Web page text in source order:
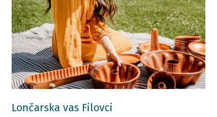
Lončarska vas Filovci